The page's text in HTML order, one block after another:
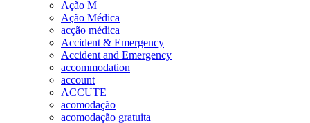
Ação M
Ação Médica
acção médica
Accident & Emergency
Accident and Emergency
accommodation
account
ACCUTE
acomodação
acomodação gratuita